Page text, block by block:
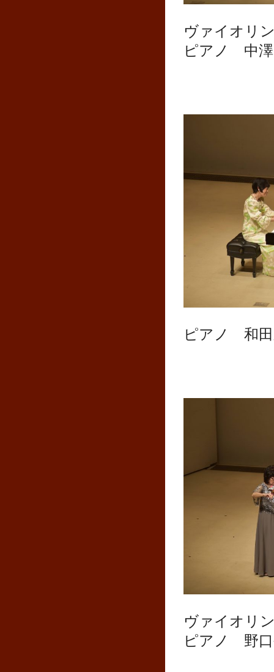
ヴァイオリ
ピアノ 中
ピアノ 和
ヴァイオリ
ピアノ 野